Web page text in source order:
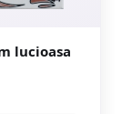
Gresie interior Santorini 30 x 30 cm lucioasa